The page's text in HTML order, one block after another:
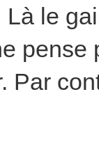
Là le
pense
Par